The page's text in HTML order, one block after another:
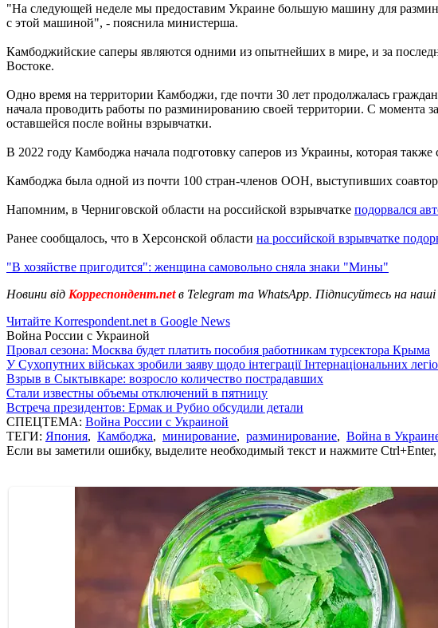
"На следующей неделе мы предоставим Украине большую машину для
с этой машиной", - пояснила министерша.
Камбоджийские саперы являются одними из опытнейших в мире, и за
Востоке.
Одно время на территории Камбоджи, где почти 30 лет продолжалась
начала проводить работы по разминированию своей территории. С момента
оставшейся после войны взрывчатки.
В 2022 году Камбоджа начала подготовку саперов из Украины, которая
Камбоджа была одной из почти 100 стран-членов ООН, выступивших
Напомним, в Черниговской области на российской взрывчатке подорвался
Ранее сообщалось, что в Херсонской области на российской взрывчатке
"В хозяйстве пригодится": женщина самовольно сняла знаки "Мины"
Новини від Корреспондент.netв Telegram та WhatsApp. Підписуйтесь на наші
Читайте Korrespondent.net в Google News
Война России с Украиной
Провал сезона: Москва будет платить пособия работникам турсектора Крыма
У Сухопутних військах зробили заяву щодо інтеграції Інтернаціональних
Взрыв в Сыктывкаре: возросло количество пострадавших
Стали известны объемы отключений в пятницу
Встреча президентов: Ермак и Рубио обсудили детали
СПЕЦТЕМА: Война России с Украиной
ТЕГИ: Япония, Камбоджа, минирование, разминирование, Война в
Если вы заметили ошибку, выделите необходимый текст и нажмите